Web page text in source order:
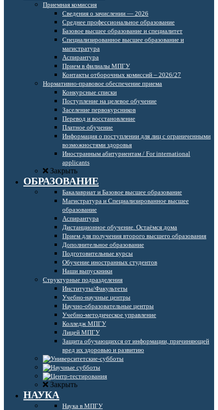
Приемная комиссия
Сведения о зачислении — 2026
Среднее профессиональное образование
Базовое высшее образование и специалитет
Специализированное высшее образование и
магистратура
Аспирантура
Прием в филиалы МПГУ
Контакты отборочных комиссий – 2026/27
Нормативно-правовое обеспечение приема
Конкурсные списки
Поступление на целевое обучение
Заселение первокурсников
Перевод и восстановление
Платное обучение
Информация о поступлении для лиц с ограниченными
возможностями здоровья
Иностранным абитуриентам / For international
applicants
Закрыть
ОБРАЗОВАНИЕ
Бакалавриат и Базовое высшее образование
Магистратура и Специализированное высшее
образование
Аспирантура
Дистанционное обучение. Остаёмся дома
Прием для получения второго высшего образования
Дополнительное образование
Подготовительные курсы
Обучение иностранных студентов
Наши выпускники
Структурные подразделения
Институты/Факультеты
Учебно-научные центры
Научно-образовательные центры
Учебно-методическое управление
Колледж МПГУ
Лицей МПГУ
Защита обучающихся от информации, причиняющей
вред их здоровью и развитию
Закрыть
НАУКА
Наука в МПГУ